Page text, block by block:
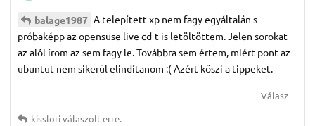
balage1987 A telepített xp nem fagy egyáltalán s
próbaképp az opensuse live cd-t is letöltöttem. Jelen sorokat
az alól írom az sem fagy le. Továbbra sem értem, miért pont az
ubuntut nem sikerül elindítanom :( Azért köszi a tippeket.
Válasz
kissloriválaszolt erre.